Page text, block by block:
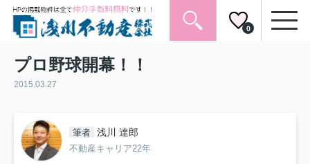
0
プロ野球開幕！！
2015.03.27
筆者 浅川 達郎
不動産キャリア22年